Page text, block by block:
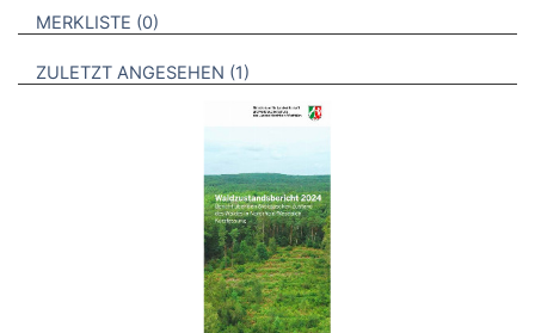
VERWEISE AUF VERMERKTE- ODER ZULETZT ANGESEHENE
MERKLISTE 0 BROSCHÜREN
ZULETZT ANGESEHEN 1 BROSCHÜREN